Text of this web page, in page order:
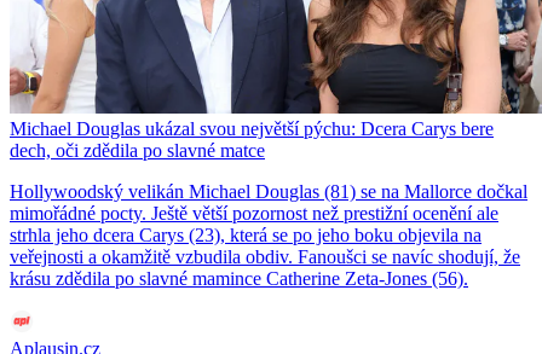
Michael Douglas ukázal svou největší pýchu: Dcera Carys bere
dech, oči zdědila po slavné matce
Hollywoodský velikán Michael Douglas (81) se na Mallorce dočkal
mimořádné pocty. Ještě větší pozornost než prestižní ocenění ale
strhla jeho dcera Carys (23), která se po jeho boku objevila na
veřejnosti a okamžitě vzbudila obdiv. Fanoušci se navíc shodují, že
krásu zdědila po slavné mamince Catherine Zeta-Jones (56).
Aplausin.cz